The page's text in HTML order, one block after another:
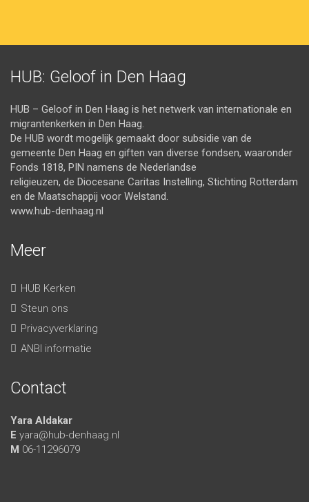
HUB: Geloof in Den Haag
HUB – Geloof in Den Haag is het netwerk van internationale en
migrantenkerken in Den Haag.
De HUB wordt mogelijk gemaakt door subsidie van de
gemeente Den Haag en giften van diverse fondsen, waaronder
Fonds 1818, PIN namens de Nederlandse
religieuzen, de Diocesane Caritas Instelling, Stichting Rotterdam
en de Maatschappij voor Welstand.
www.hub-denhaag.nl
Meer
HUB Kerken
Steun ons
Privacyverklaring
ANBI informatie
Contact
Yara Aldakar
E yara@hub-denhaag.nl
M 06-11296079